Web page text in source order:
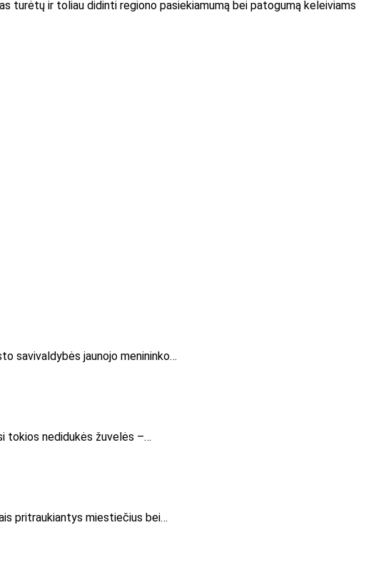
turėtų ir toliau didinti regiono pasiekiamumą bei patogumą keleiviams
savivaldybės jaunojo menininko…
tokios nedidukės žuvelės –…
pritraukiantys miestiečius bei…